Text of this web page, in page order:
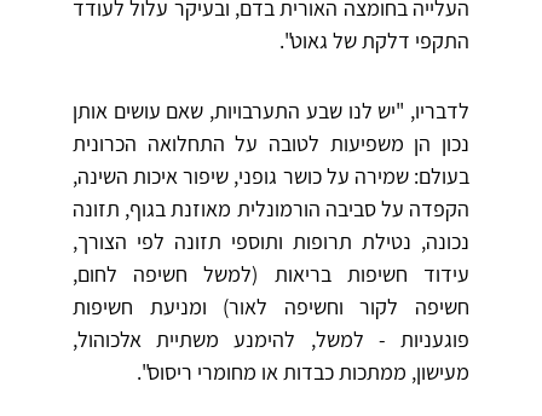
העלייה בחומצה האורית בדם, ובעיקר עלול לעודד
התקפי דלקת של גאוט".
לדבריו, "יש לנו שבע התערבויות, שאם עושים אותן
נכון הן משפיעות לטובה על התחלואה הכרונית
בעולם: שמירה על כושר גופני, שיפור איכות השינה,
הקפדה על סביבה הורמונלית מאוזנת בגוף, תזונה
נכונה, נטילת תרופות ותוספי תזונה לפי הצורך,
עידוד חשיפות בריאות (למשל חשיפה לחום,
חשיפה לקור וחשיפה לאור) ומניעת חשיפות
פוגעניות - למשל, להימנע משתיית אלכוהול,
מעישון, ממתכות כבדות או מחומרי ריסוס".